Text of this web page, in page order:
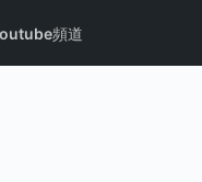
頻道